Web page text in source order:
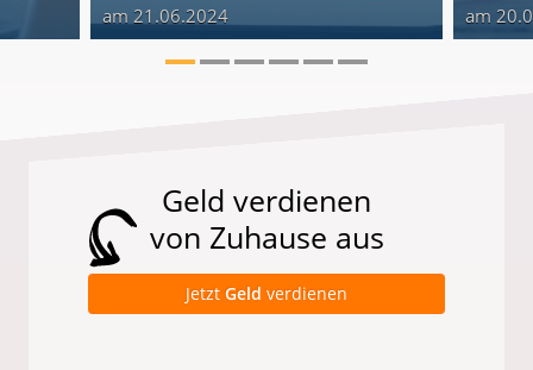
am 21.06.2024 am
Geld verdienen
von Zuhause aus
Jetzt Geld verdienen